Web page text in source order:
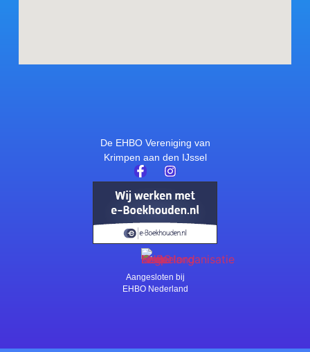
De EHBO Vereniging van
Krimpen aan den IJssel
Aangesloten bij
EHBO Nederland